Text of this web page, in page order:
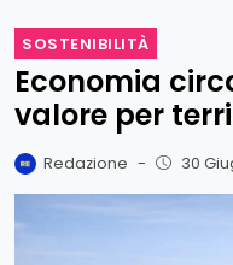
SOSTENIBILITÀ
Economia
valore per
Redazione - 30